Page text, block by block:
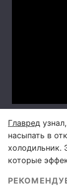
Главред
насыпать в
холодильник.
которые